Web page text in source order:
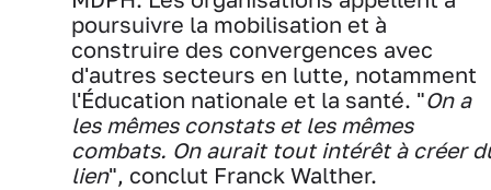
poursuivre la mobilisation et à
construire des convergences avec
d'autres secteurs en lutte, notamment
l'Éducation nationale et la santé. "On a
les mêmes constats et les mêmes
combats. On aurait tout intérêt à créer
lien", conclut Franck Walther.